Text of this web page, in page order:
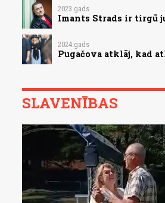
2023.gads
Imants Strads ir tirgū
2024.gads
Pugačova atklāj, kad
SLAVENĪBAS